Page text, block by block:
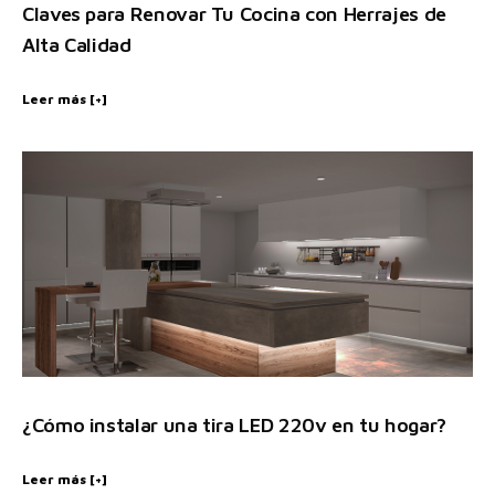
Claves para Renovar Tu Cocina con Herrajes de
Alta Calidad
Leer más [+]
¿Cómo instalar una tira LED 220v en tu hogar?
Leer más [+]